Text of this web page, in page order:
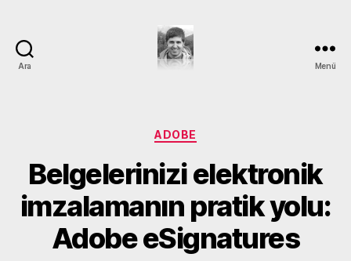
Ara Menü
Kategoriler
ADOBE
Belgelerinizi elektronik
imzalamanın pratik yolu:
Adobe eSignatures
a
z
a
r
D
e